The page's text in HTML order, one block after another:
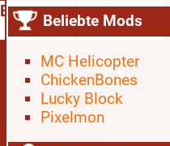
Benötigte
Mod
Download
keine
Beliebte Mods
MC Helicopter
ChickenBones
Lucky Block
Pixelmon